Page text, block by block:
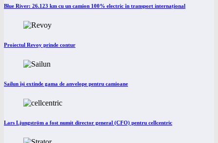
Blue River: 26.123 km cu un camion 100% electric în transport internațional
Proiectul Revoy prinde contur
Sailun își extinde gama de anvelope pentru camioane
Lars Ljungström a fost numit director general (CFO) pentru cellcentric